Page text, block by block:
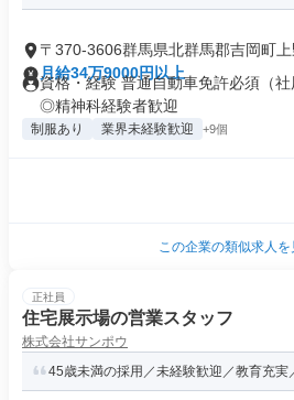
〒370-3606群馬県北群馬郡吉岡町上
月給34万9000円以上
資格・経験 普通自動車免許必須（
◎精神科経験者歓迎
制服あり 業界未経験歓迎 +9個
この企業の類似求人を
正社員
住宅展示場の営業スタッフ
株式会社サンポウ
45歳未満の採用／未経験歓迎／教育充